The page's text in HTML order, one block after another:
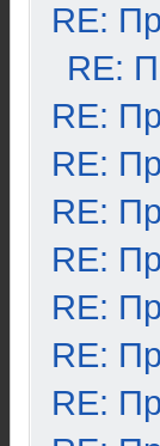
RE:
RE:
RE:
RE:
RE:
RE:
RE:
RE:
RE: